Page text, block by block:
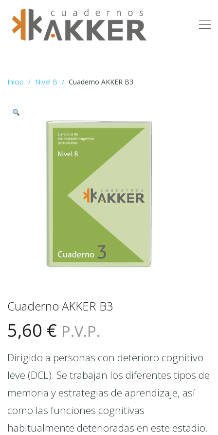
Inicio Nivel B Cuaderno AKKER B3
Cuaderno AKKER B3
5,60 € P.V.P.
Dirigido a personas con deterioro cognitivo
leve (DCL). Se trabajan los diferentes tipos de
memoria y estrategias de aprendizaje, así
como las funciones cognitivas
habitualmente deterioradas en este estadio.